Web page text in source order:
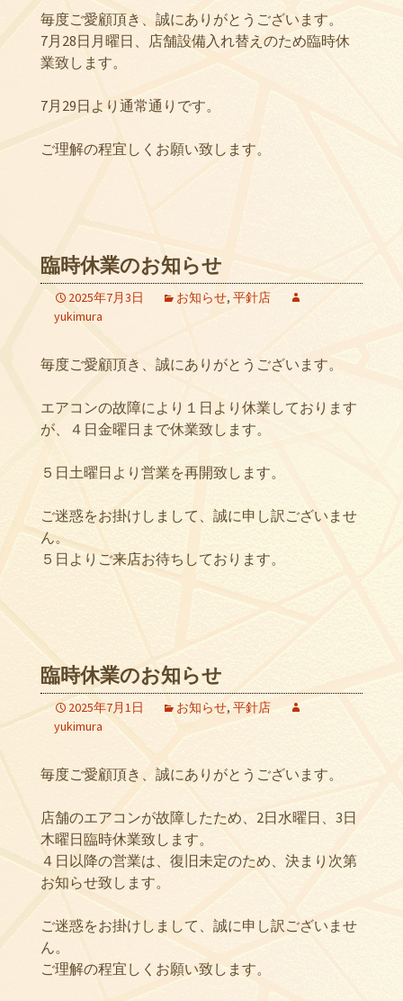
毎度ご愛顧頂き、誠にありがとうございます。
7月28日月曜日、店舗設備入れ替えのため臨時休
業致します。
7月29日より通常通りです。
ご理解の程宜しくお願い致します。
臨時休業のお知らせ
2025年7月3日 お知らせ, 平針店
yukimura
毎度ご愛顧頂き、誠にありがとうございます。
エアコンの故障により１日より休業しております
が、４日金曜日まで休業致します。
５日土曜日より営業を再開致します。
ご迷惑をお掛けしまして、誠に申し訳ございませ
ん。
５日よりご来店お待ちしております。
臨時休業のお知らせ
2025年7月1日 お知らせ, 平針店
yukimura
毎度ご愛顧頂き、誠にありがとうございます。
店舗のエアコンが故障したため、2日水曜日、3日
木曜日臨時休業致します。
４日以降の営業は、復旧未定のため、決まり次第
お知らせ致します。
ご迷惑をお掛けしまして、誠に申し訳ございませ
ん。
ご理解の程宜しくお願い致します。